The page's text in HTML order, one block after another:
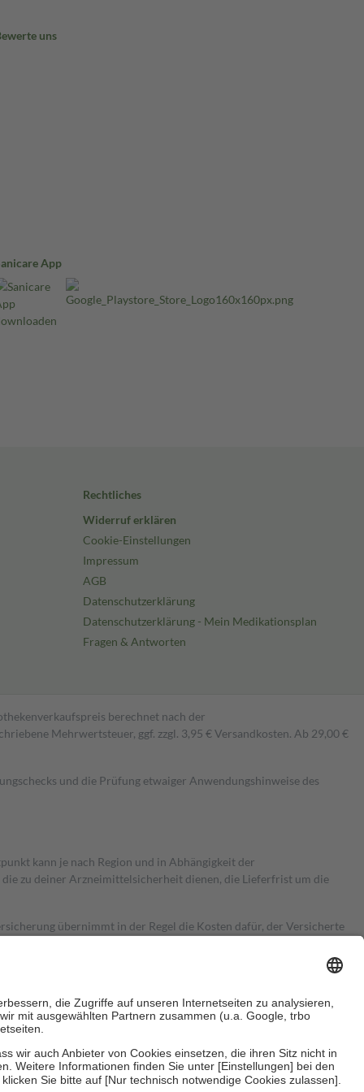
uns
App
Rechtliches
Widerruf erklären
Cookie-Einstellungen
Impressum
AGB
Datenschutzerklärung
Datenschutzerklärung - Mein Medikationsplan
Fragen & Antworten
berechnet nach der
Mehrwertsteuer, ggf. zzgl. 3,95 € Versandkosten. Ab 29,00 €
und die Prüfung etwaiger Anwendungshinweise des
kann je nach Region und in Abhängigkeit der
zu deiner Arzneimittelsicherheit dienen, die Lieferfrist um die
übernimmt in der Regel die Kosten dafür, der Versicherte
Es sind jedoch nie mehr als die tatsächlichen Kosten der Leistung
Zuzahlungen